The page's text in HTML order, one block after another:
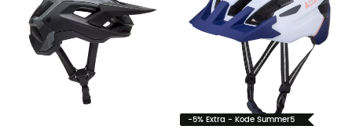
-5% Extra - Kode Summer5